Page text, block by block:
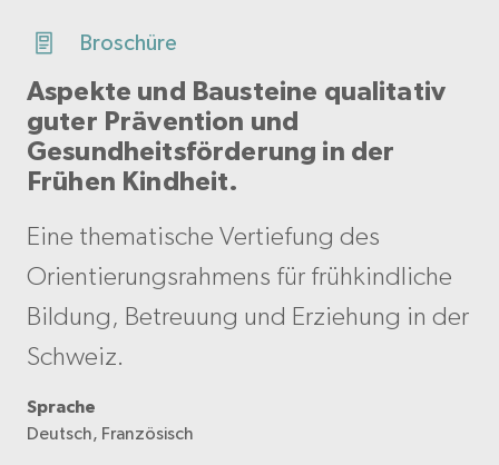
Broschüre
Aspekte und Bausteine qualitativ
guter Prävention und
Gesundheitsförderung in der
Frühen Kindheit.
Eine thematische Vertiefung des
Orientierungsrahmens für frühkindliche
Bildung, Betreuung und Erziehung in der
Schweiz.
Sprache
Deutsch, Französisch